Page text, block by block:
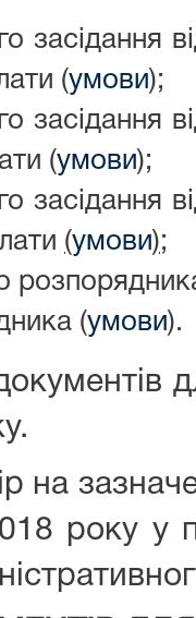
засідання
(умови);
засідання
(умови);
засідання
(умови);
(умови).
на
року у